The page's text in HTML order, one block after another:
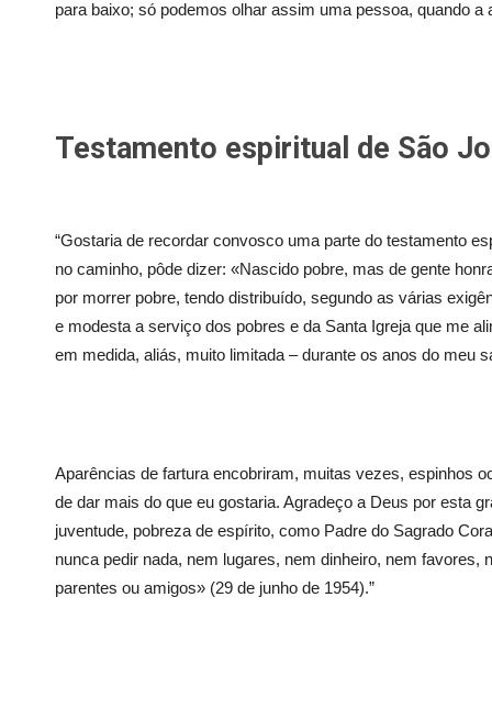
para baixo; só podemos olhar assim uma pessoa, quando a
Testamento espiritual de São
“Gostaria de recordar convosco uma parte do testamento
no caminho, pôde dizer: «Nascido pobre, mas de gente
por morrer pobre, tendo distribuído, segundo as várias
e modesta a serviço dos pobres e da Santa Igreja que me
em medida, aliás, muito limitada – durante os anos do meu
Aparências de fartura encobriram, muitas vezes, espinhos
de dar mais do que eu gostaria. Agradeço a Deus por esta
juventude, pobreza de espírito, como Padre do Sagrado
nunca pedir nada, nem lugares, nem dinheiro, nem
parentes ou amigos» (29 de junho de 1954).”